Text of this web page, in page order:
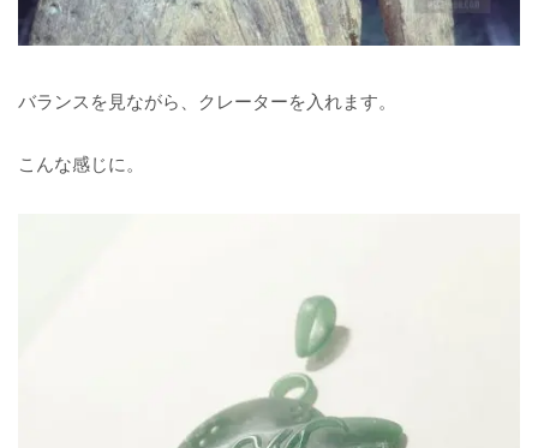
バランスを見ながら、クレーターを入れます。
こんな感じに。